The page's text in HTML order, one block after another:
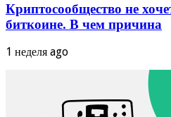
Криптосообщество не
биткоине. В чем причина
1 неделя ago